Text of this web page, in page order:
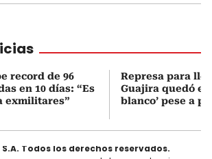
record de 96
en 10 días: “Es
exmilitares”
Represa para
Guajira quedó en
blanco’ pese a
S.A. Todos los derechos reservados.